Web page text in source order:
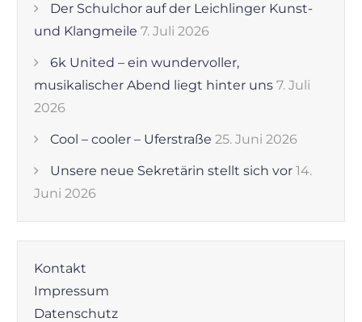
Der Schulchor auf der Leichlinger Kunst-
und Klangmeile 7. Juli 2026
6k United – ein wundervoller,
musikalischer Abend liegt hinter uns 7. Juli
2026
Cool – cooler – Uferstraße 25. Juni 2026
Unsere neue Sekretärin stellt sich vor 14.
Juni 2026
Kontakt
Impressum
Datenschutz